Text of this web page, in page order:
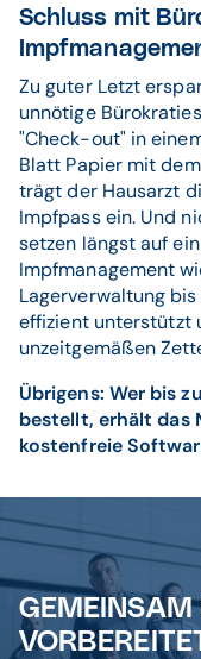
Schluss mit
Zu guter Letzt
unnötige
"Check-out" in
Blatt Papier mit
trägt der Hausarzt
Impfpass ein. Und
setzen längst auf
Impfmanagement
Lagerverwaltung
effizient unterstützt
unzeitgemäßen
Übrigens: Wer bis
bestellt, erhält das
kostenfreie
GEMEINSAM